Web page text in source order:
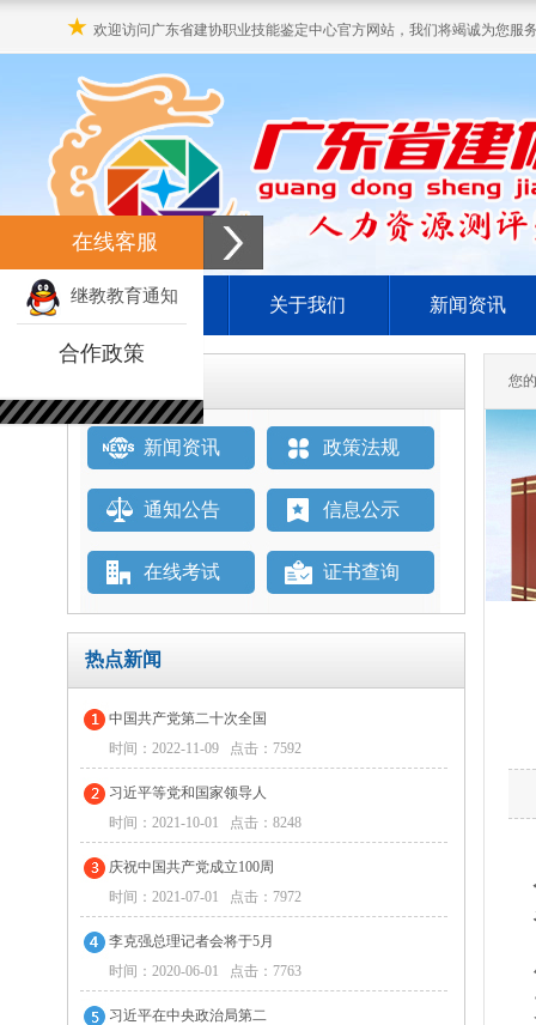
★ 欢迎访问广东省建协职业技能鉴定中心官方网站，我们将竭诚为您
网站首页 关于我们 新闻资讯
新闻资讯 政策法规
通知公告 信息公示
在线考试 证书查询
热点新闻
中国共产党第二十次全国
时间：2022-11-09 点击：7592
习近平等党和国家领导人
时间：2021-10-01 点击：8248
庆祝中国共产党成立100周
时间：2021-07-01 点击：7972
李克强总理记者会将于5月
时间：2020-06-01 点击：7763
习近平在中央政治局第二
您
在线客服
继教教育通知
合作政策